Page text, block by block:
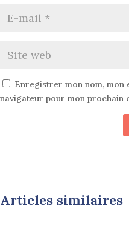
Enregistrer mon nom, mon
navigateur pour mon prochain
Articles similaires